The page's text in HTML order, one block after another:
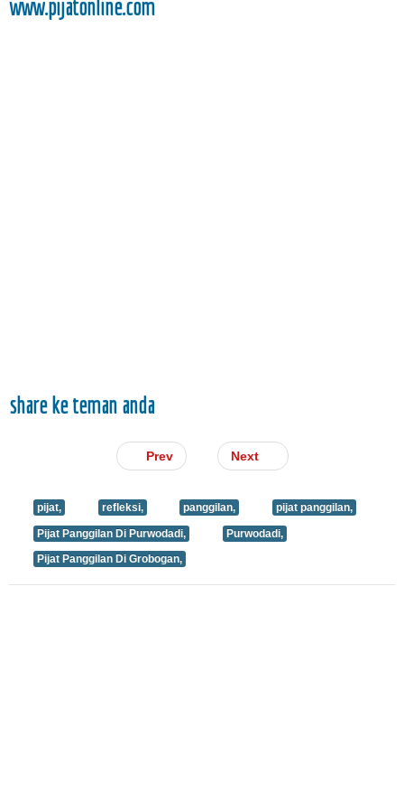
www.pijatonline.com
share ke teman anda
Prev Next
pijat, refleksi, panggilan, pijat panggilan,
Pijat Panggilan Di Purwodadi, Purwodadi,
Pijat Panggilan Di Grobogan,